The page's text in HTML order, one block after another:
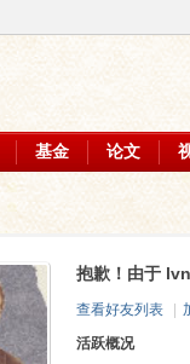
基金 论文
抱歉！由于
查看好友列表
活跃概况